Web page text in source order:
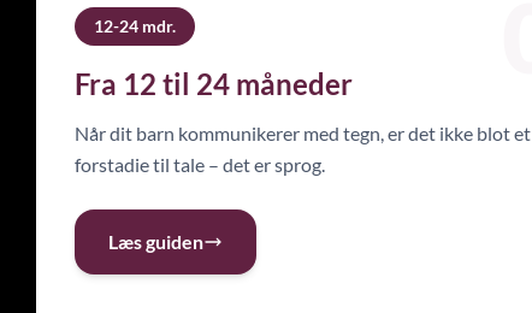
12-24 mdr.
Fra 12 til 24 måneder
Når dit barn kommunikerer med tegn, er det ikke blot et
forstadie til tale – det er sprog.
Læs guiden